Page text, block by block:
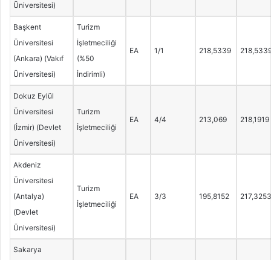
Üniversitesi)
Başkent
Üniversitesi
(Ankara) (Vakıf
Üniversitesi)
Turizm
İşletmeciliği
(%50
İndirimli)
EA 1/1 218,5339
Dokuz Eylül
Üniversitesi
(İzmir) (Devlet
Üniversitesi)
Turizm
İşletmeciliği
EA 4/4 213,069 218,1919
Akdeniz
Üniversitesi
(Antalya)
(Devlet
Üniversitesi)
Turizm
İşletmeciliği
EA 3/3 195,8152 217,3253
Sakarya